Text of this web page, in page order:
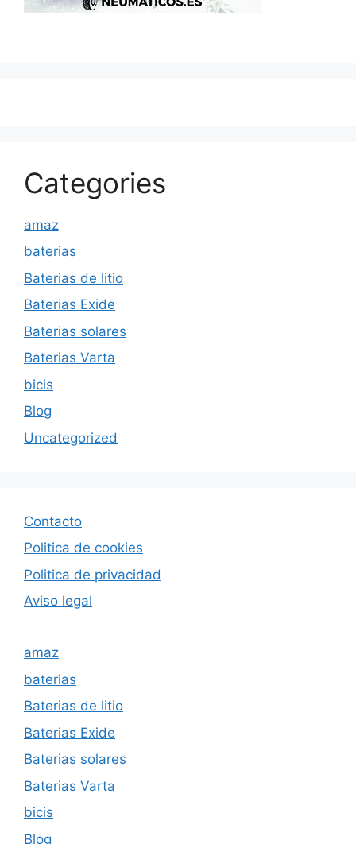
Categories
amaz
baterias
Baterias de litio
Baterias Exide
Baterias solares
Baterias Varta
bicis
Blog
Uncategorized
Contacto
Politica de cookies
Politica de privacidad
Aviso legal
amaz
baterias
Baterias de litio
Baterias Exide
Baterias solares
Baterias Varta
bicis
Blog